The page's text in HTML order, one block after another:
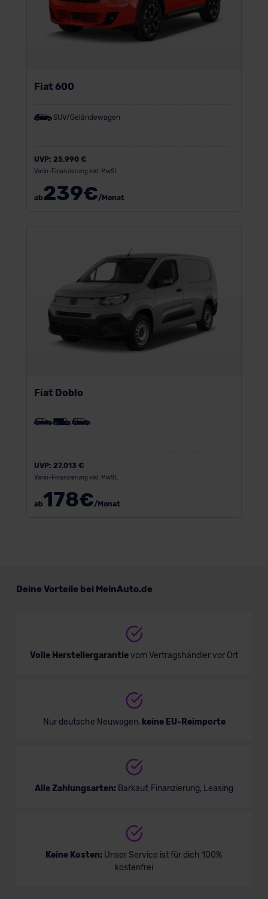
Fiat 600
SUV/Geländewagen
UVP: 25.990 €
Vario-Finanzierung inkl. MwSt.
ab239€/Monat
Fiat Doblo
UVP: 27.013 €
Vario-Finanzierung inkl. MwSt.
ab178€/Monat
Deine Vorteile bei MeinAuto.de
Volle Herstellergarantievom Vertragshändler vor Ort
Nur deutsche Neuwagen, keine EU-Reimporte
Alle Zahlungsarten: Barkauf, Finanzierung, Leasing
Keine Kosten: Unser Service ist für dich 100%
kostenfrei